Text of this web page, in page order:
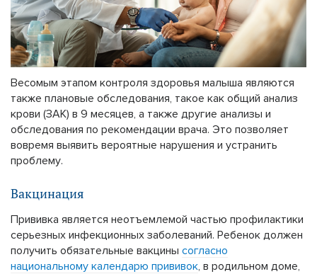
Весомым этапом контроля здоровья малыша являются
также плановые обследования, такое как общий анализ
крови (ЗАК) в 9 месяцев, а также другие анализы и
обследования по рекомендации врача. Это позволяет
вовремя выявить вероятные нарушения и устранить
проблему.
Вакцинация
Прививка является неотъемлемой частью профилактики
серьезных инфекционных заболеваний. Ребенок должен
получить обязательные вакцины согласно
национальному календарю прививок, в родильном доме,